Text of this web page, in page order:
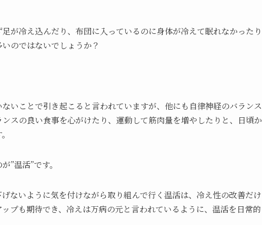
が冷え込んだり、布団に入っているのに身体が冷えて眠れなかったり
のではないでしょうか？
いことで引き起こると言われていますが、他にも自律神経のバランス
スの良い食事を心がけたり、運動して筋肉量を増やしたりと、日頃か
”温活”です。
ないように気を付けながら取り組んで行く温活は、冷え性の改善だけ
プも期待でき、冷えは万病の元と言われているように、温活を日常的